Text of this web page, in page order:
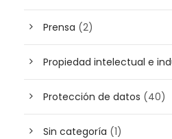
Prensa (2)
Propiedad intelectual e
Protección de datos (40)
Sin categoría (1)